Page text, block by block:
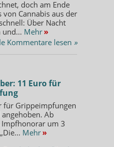
doch am Ende
von Cannabis aus der
Über Nacht
und... Mehr »
Kommentare lesen »
11 Euro für
für Grippeimpfungen
Ab
Impfhonorar um 3
Mehr »